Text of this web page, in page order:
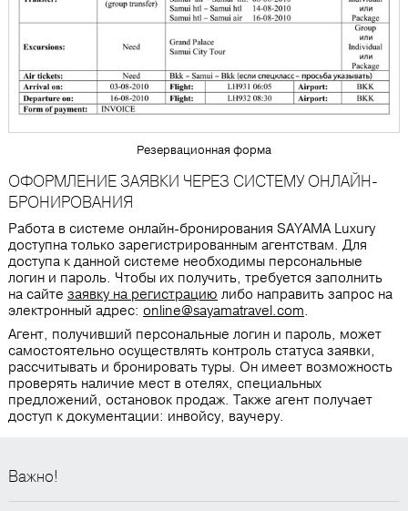
Резервационная форма
ОФОРМЛЕНИЕ ЗАЯВКИ ЧЕРЕЗ СИСТЕМУ ОНЛАЙН-
БРОНИРОВАНИЯ
Работа в системе онлайн-бронирования SAYAMA Luxury
доступна только зарегистрированным агентствам. Для
доступа к данной системе необходимы персональные
логин и пароль. Чтобы их получить, требуется заполнить
на сайте заявку на регистрацию либо направить запрос на
электронный адрес: online@sayamatravel.com.
Агент, получивший персональные логин и пароль, может
самостоятельно осуществлять контроль статуса заявки,
рассчитывать и бронировать туры. Он имеет возможность
проверять наличие мест в отелях, специальных
предложений, остановок продаж. Также агент получает
доступ к документации: инвойсу, ваучеру.
Важно!